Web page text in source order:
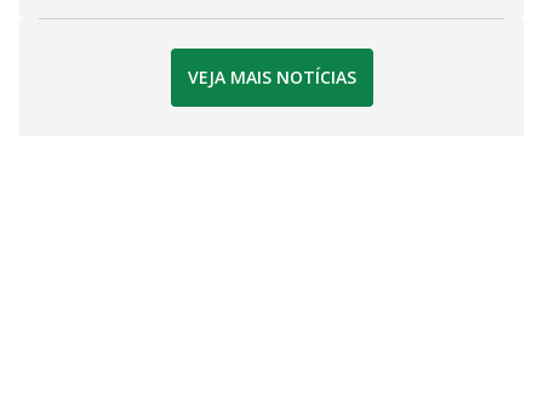
VEJA MAIS NOTÍCIAS